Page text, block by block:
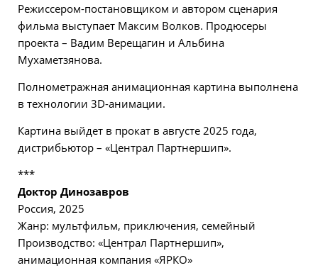
Режиссером-постановщиком и автором сценария
фильма выступает Максим Волков. Продюсеры
проекта – Вадим Верещагин и Альбина
Мухаметзянова.
Полнометражная анимационная картина выполнена
в технологии 3D-анимации.
Картина выйдет в прокат в августе 2025 года,
дистрибьютор – «Централ Партнершип».
***
Доктор Динозавров
Россия, 2025
Жанр: мультфильм, приключения, семейный
Производство: «Централ Партнершип»,
анимационная компания «ЯРКО»